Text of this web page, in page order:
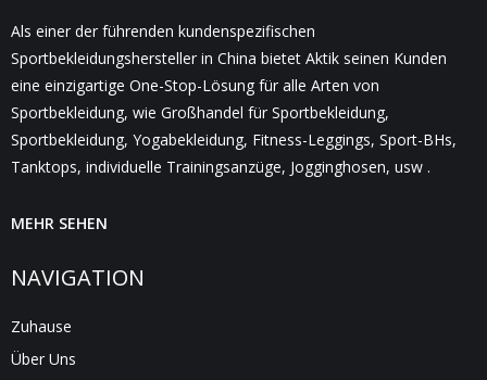
Als einer der führenden kundenspezifischen
Sportbekleidungshersteller in China bietet Aktik seinen Kunden
eine einzigartige One-Stop-Lösung für alle Arten von
Sportbekleidung, wie Großhandel für Sportbekleidung,
Sportbekleidung, Yogabekleidung, Fitness-Leggings, Sport-BHs,
Tanktops, individuelle Trainingsanzüge, Jogginghosen, usw .
MEHR SEHEN
NAVIGATION
Zuhause
Über Uns